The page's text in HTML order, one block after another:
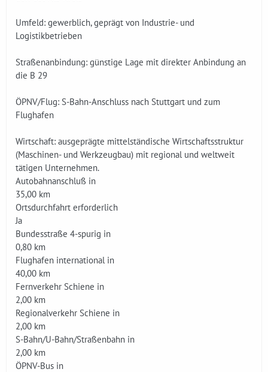
Umfeld: gewerblich, geprägt von Industrie- und
Logistikbetrieben
Straßenanbindung: günstige Lage mit direkter Anbindung an
die B 29
ÖPNV/Flug: S-Bahn-Anschluss nach Stuttgart und zum
Flughafen
Wirtschaft: ausgeprägte mittelständische Wirtschaftsstruktur
(Maschinen- und Werkzeugbau) mit regional und weltweit
tätigen Unternehmen.
Autobahnanschluß in
35,00 km
Ortsdurchfahrt erforderlich
Ja
Bundesstraße 4-spurig in
0,80 km
Flughafen international in
40,00 km
Fernverkehr Schiene in
2,00 km
Regionalverkehr Schiene in
2,00 km
S-Bahn/U-Bahn/Straßenbahn in
2,00 km
ÖPNV-Bus in